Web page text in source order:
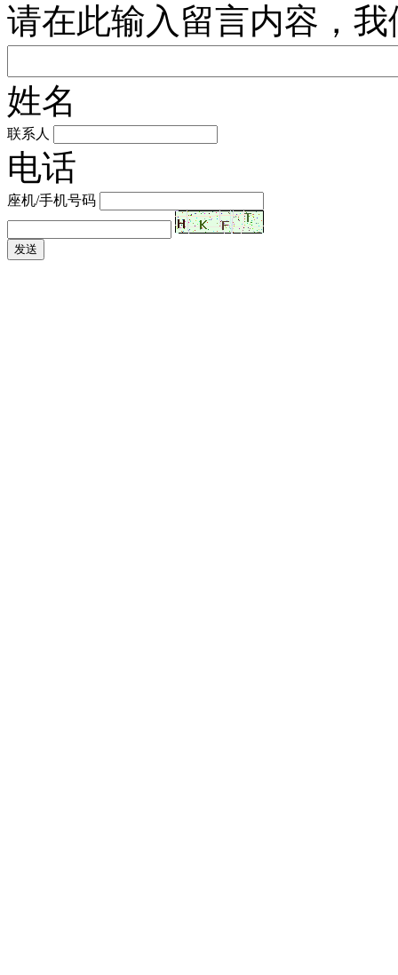
请在此输入留言内容，
姓名
联系人
电话
座机/手机号码